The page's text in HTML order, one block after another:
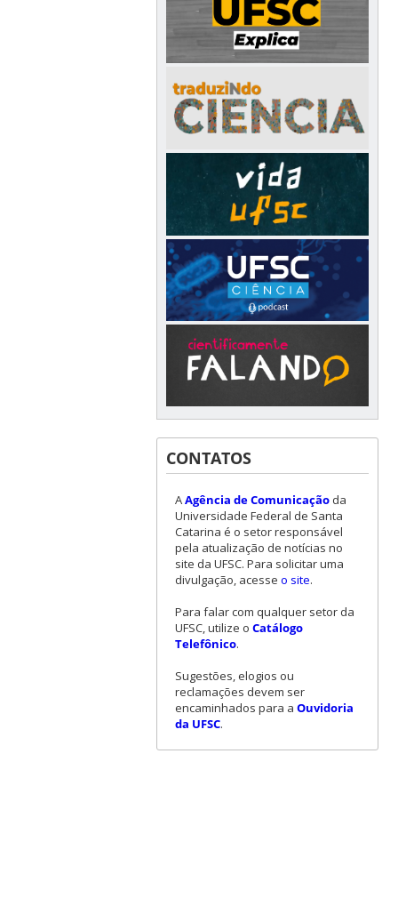
CONTATOS
AAgência de Comunicaçãoda
Universidade Federal de Santa
Catarina é o setor responsável
pela atualização de notícias no
site da UFSC. Para solicitar uma
divulgação, acesse o site.
Para falar com qualquer setor da
UFSC, utilize o Catálogo
Telefônico.
Sugestões, elogios ou
reclamações devem ser
encaminhados para a Ouvidoria
da UFSC.